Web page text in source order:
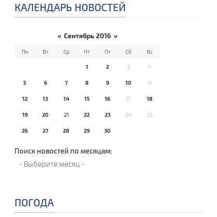
КАЛЕНДАРЬ НОВОСТЕЙ
« Сентябрь 2016 »
Пн Вт Ср Чт Пт Сб Вс
1 2 3 4
5 6 7 8 9 10 11
12 13 14 15 16 17 18
19 20 21 22 23 24 25
26 27 28 29 30
Поиск новостей по месяцам:
ПОГОДА